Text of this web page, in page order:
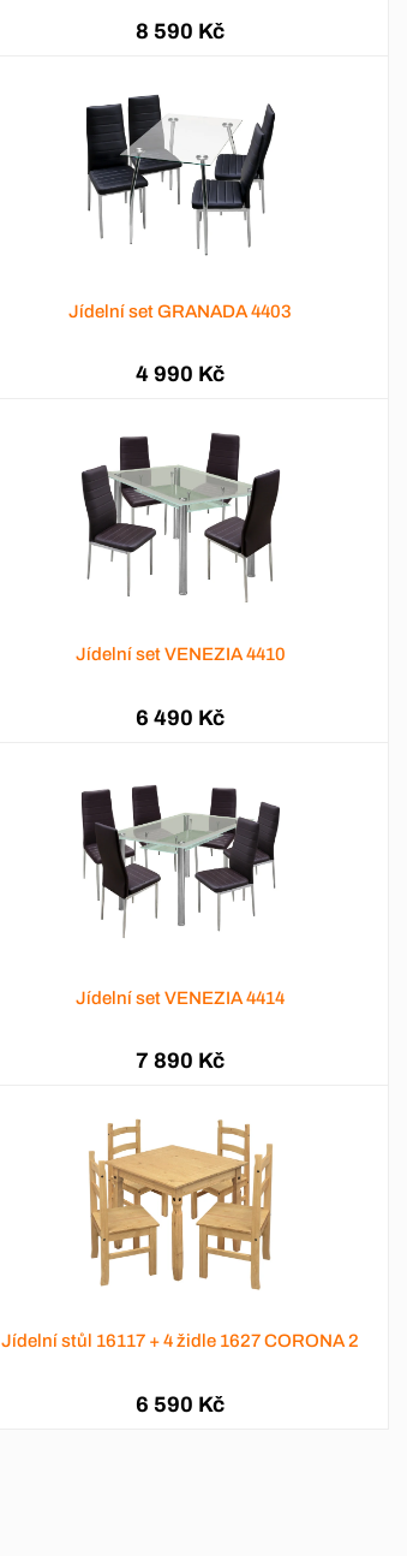
8 590 Kč
Jídelní set GRANADA 4403
4 990 Kč
Jídelní set VENEZIA 4410
6 490 Kč
Jídelní set VENEZIA 4414
7 890 Kč
Jídelní stůl 16117 + 4 židle 1627 CORONA 2
6 590 Kč